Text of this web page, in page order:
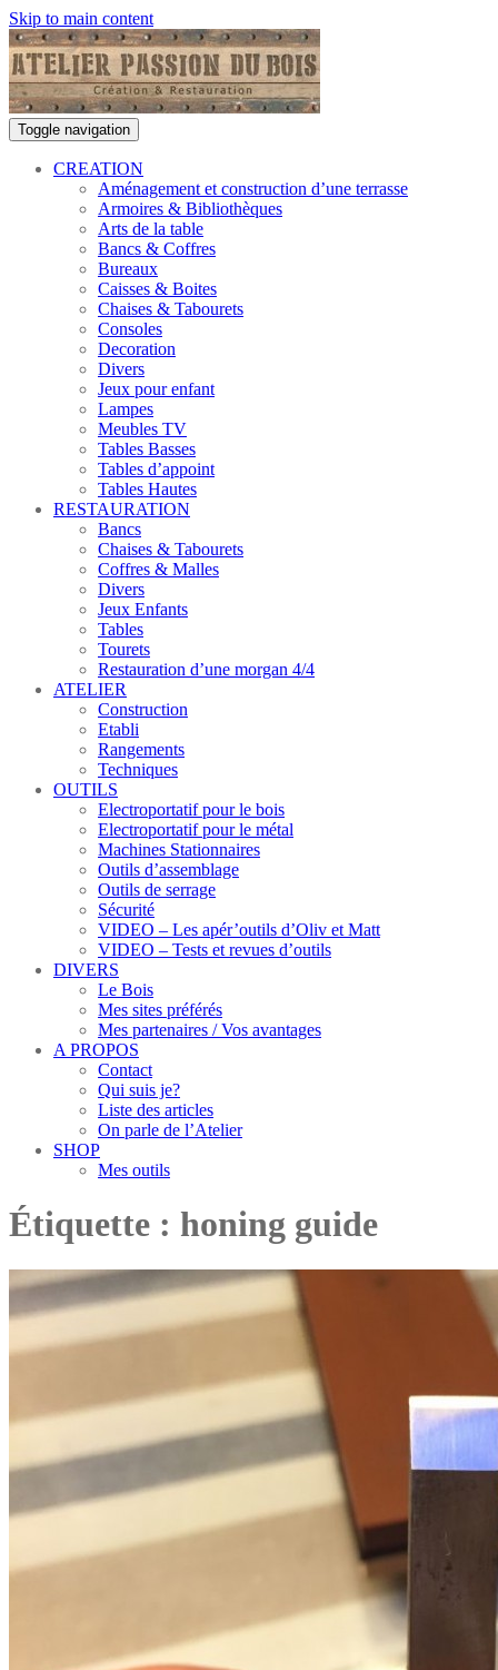
Skip to main content
Toggle navigation
CREATION
Aménagement et construction d’une terrasse
Armoires & Bibliothèques
Arts de la table
Bancs & Coffres
Bureaux
Caisses & Boites
Chaises & Tabourets
Consoles
Decoration
Divers
Jeux pour enfant
Lampes
Meubles TV
Tables Basses
Tables d’appoint
Tables Hautes
RESTAURATION
Bancs
Chaises & Tabourets
Coffres & Malles
Divers
Jeux Enfants
Tables
Tourets
Restauration d’une morgan 4/4
ATELIER
Construction
Etabli
Rangements
Techniques
OUTILS
Electroportatif pour le bois
Electroportatif pour le métal
Machines Stationnaires
Outils d’assemblage
Outils de serrage
Sécurité
VIDEO – Les apér’outils d’Oliv et Matt
VIDEO – Tests et revues d’outils
DIVERS
Le Bois
Mes sites préférés
Mes partenaires / Vos avantages
A PROPOS
Contact
Qui suis je?
Liste des articles
On parle de l’Atelier
SHOP
Mes outils
Étiquette : honing guide